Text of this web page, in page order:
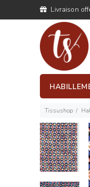
Livraison
Tissushop